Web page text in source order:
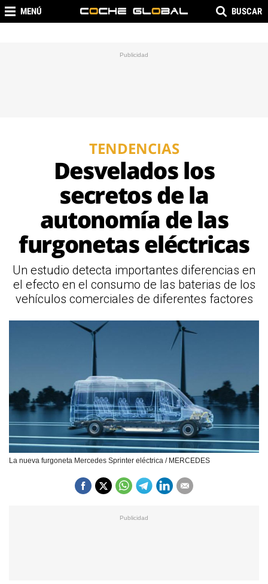
MENÚ BUSCAR
TENDENCIAS
Desvelados los
secretos de la
autonomía de las
furgonetas eléctricas
Un estudio detecta importantes diferencias en
el efecto en el consumo de las baterias de los
vehículos comerciales de diferentes factores
La nueva furgoneta Mercedes Sprinter eléctrica / MERCEDES